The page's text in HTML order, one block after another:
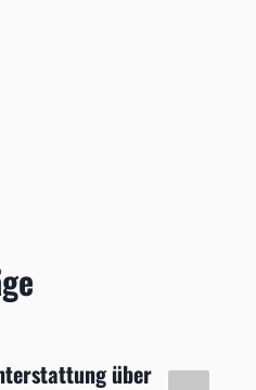
über